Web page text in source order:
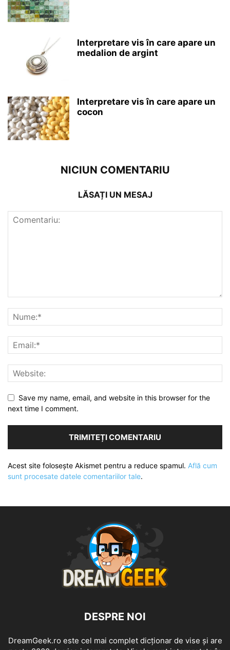
Interpretare vis în care apare un
medalion de argint
Interpretare vis în care apare un
cocon
NICIUN COMENTARIU
LĂSAȚI UN MESAJ
Save my name, email, and website in this browser for the
next time I comment.
Acest site folosește Akismet pentru a reduce spamul. Află cum
sunt procesate datele comentariilor tale.
DESPRE NOI
DreamGeek.ro este cel mai complet dicționar de vise și are